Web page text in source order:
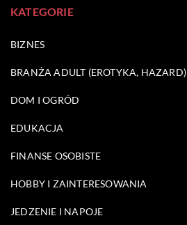
KATEGORIE
BIZNES
BRANŻA ADULT (EROTYKA, HAZARD)
DOM I OGRÓD
EDUKACJA
FINANSE OSOBISTE
HOBBY I ZAINTERESOWANIA
JEDZENIE I NAPOJE